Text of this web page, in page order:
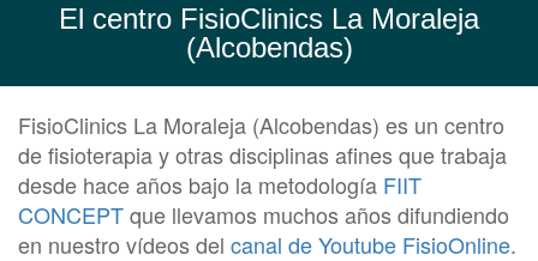
El centro FisioClinics La Moraleja
(Alcobendas)
FisioClinics La Moraleja (Alcobendas) es un centro
de fisioterapia y otras disciplinas afines que trabaja
desde hace años bajo la metodología FIIT
CONCEPTque llevamos muchos años difundiendo
en nuestro vídeos del canal de Youtube FisioOnline.